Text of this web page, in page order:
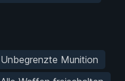
Unbegrenzte Munition